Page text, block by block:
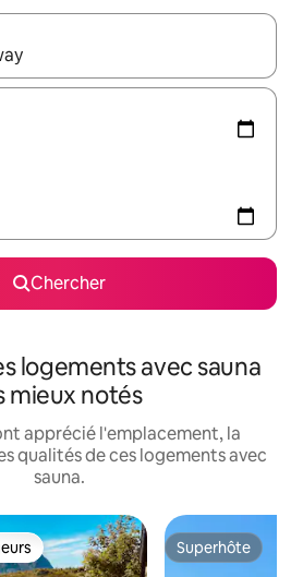
affichés, parcourez-les en utilisant
Chercher
logements avec sauna
mieux notés
apprécié l'emplacement, la
qualités de ces logements avec
sauna.
Superhôte
Superhôte